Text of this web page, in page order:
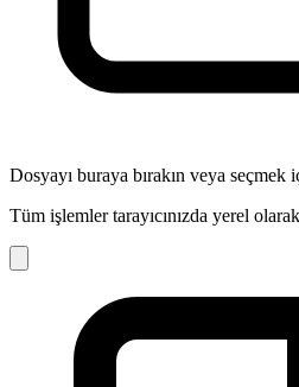
Dosyayı buraya bırakın veya seçmek
Tüm işlemler tarayıcınızda yerel